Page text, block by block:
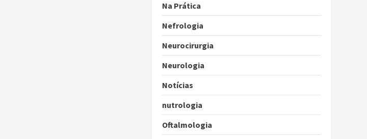
Na Prática
Nefrologia
Neurocirurgia
Neurologia
Notícias
nutrologia
Oftalmologia